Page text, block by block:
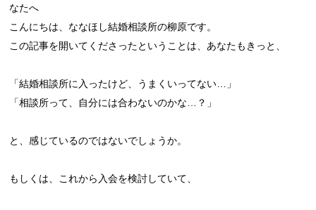
なたへ
こんにちは、ななほし結婚相談所の柳原です。
この記事を開いてくださったということは、あなたもきっと、
「結婚相談所に入ったけど、うまくいってない…」
「相談所って、自分には合わないのかな…？」
と、感じているのではないでしょうか。
もしくは、これから入会を検討していて、